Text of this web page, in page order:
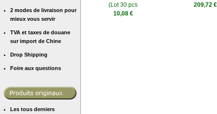
2 modes de livraison pour
mieux vous servir
TVA et taxes de douane
sur import de Chine
Drop Shipping
Foire aux questions
Les tous derniers
(Lot 30 pcs
10,08 €
209,72 €